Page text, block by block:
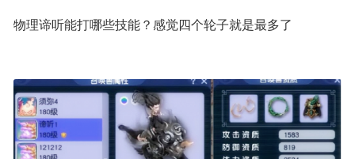
物理谛听能打哪些技能？感觉四个轮子就是最多了